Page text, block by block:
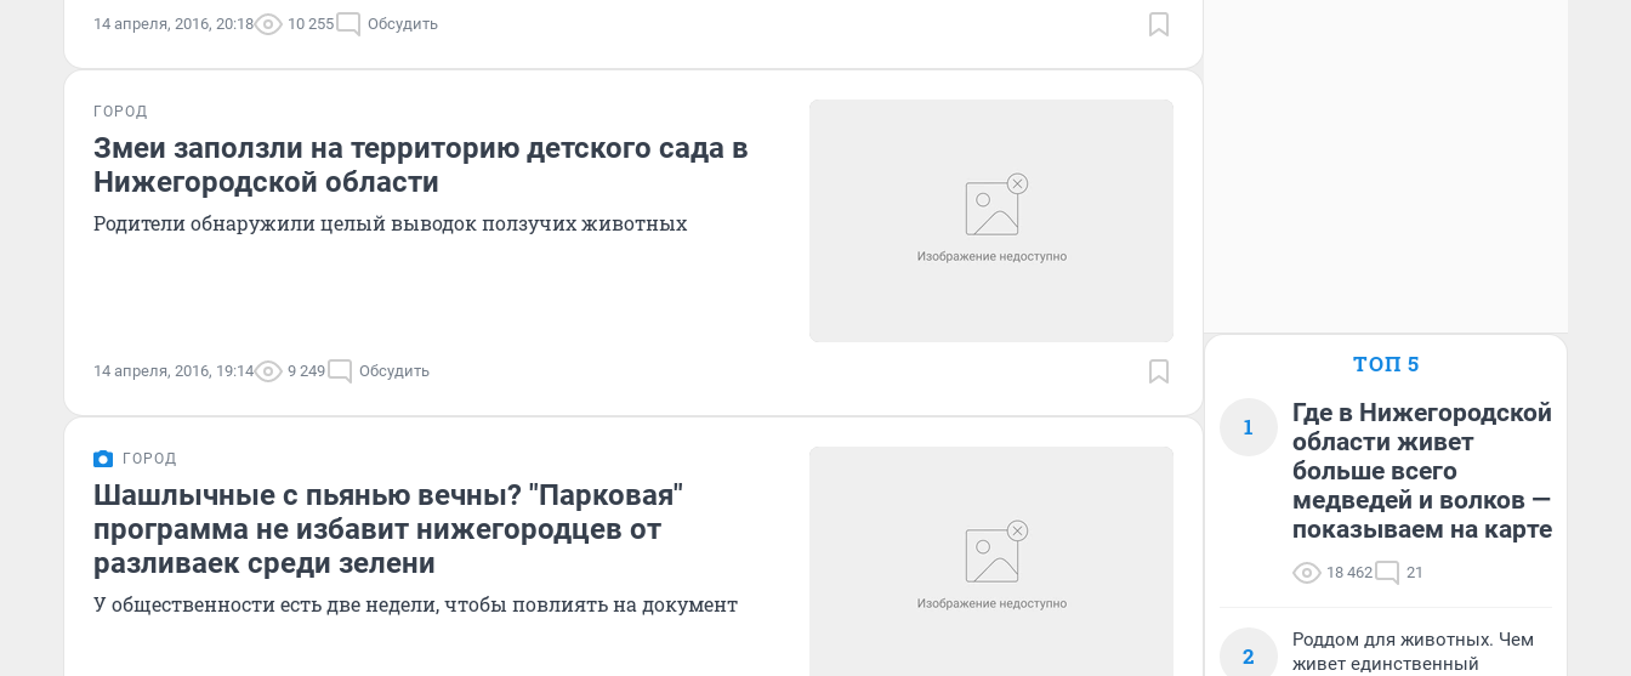
14 апреля, 2016, 20:18 10 255 Обсудить
ГОРОД
Змеи заползли на территорию детского сада в
Нижегородской области
Родители обнаружили целый выводок ползучих животных
14 апреля, 2016, 19:14 9 249 Обсудить
ГОРОД
Шашлычные с пьянью вечны? "Парковая"
программа не избавит нижегородцев от
разливаек среди зелени
У общественности есть две недели, чтобы повлиять на документ
ТОП 5
1
Где в Нижегородской
области живет
больше всего
медведей и волков —
показываем на карте
18 462 21
2
Роддом для животных. Чем
живет единственный